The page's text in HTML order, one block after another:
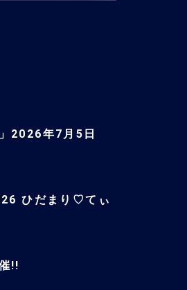
2026年7月5日
ひだまり♡てぃ
!!